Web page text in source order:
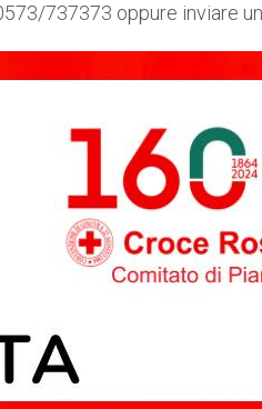
737373 oppure inviare